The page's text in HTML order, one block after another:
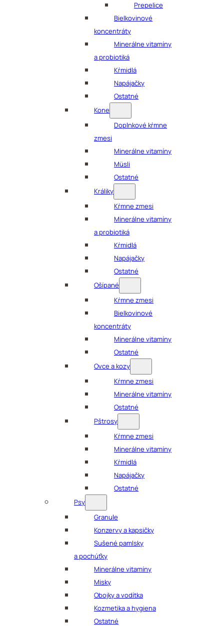
Prepelice
Bielkovinové
koncentráty
Minerálne vitamíny
a probiotiká
Kŕmidlá
Napájačky
Ostatné
Kone
Doplnkové kŕmne
zmesi
Minerálne vitamíny
Müsli
Ostatné
Králiky
Kŕmne zmesi
Minerálne vitamíny
a probiotiká
Kŕmidlá
Napájačky
Ostatné
Ošípané
Kŕmne zmesi
Bielkovinové
koncentráty
Minerálne vitamíny
Ostatné
Ovce a kozy
Kŕmne zmesi
Minerálne vitamíny
Ostatné
Pštrosy
Kŕmne zmesi
Minerálne vitamíny
Kŕmidlá
Napájačky
Ostatné
Psy
Granule
Konzervy a kapsičky
Sušené pamlsky
a pochúťky
Minerálne vitamíny
Misky
Obojky a vodítka
Kozmetika a hygiena
Ostatné